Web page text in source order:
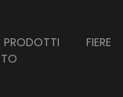
PRODOTTI
FIERE